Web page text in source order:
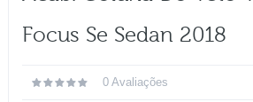
Focus Se Sedan 2018
0 Avaliações